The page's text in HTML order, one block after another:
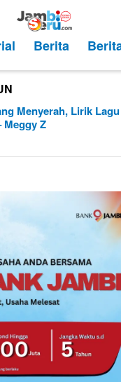
Berita
Menyerah, Lirik
Meggy Z